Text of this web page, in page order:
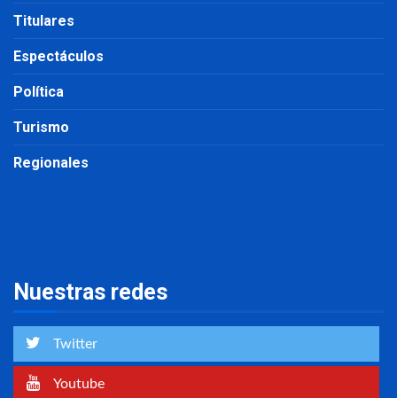
Titulares
Espectáculos
Política
Turismo
Regionales
Nuestras redes
Twitter
Youtube